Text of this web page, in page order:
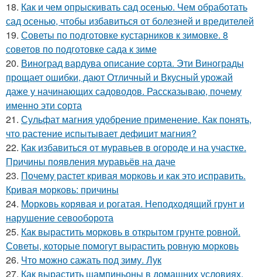
18. Как и чем опрыскивать сад осенью. Чем обработать
сад осенью, чтобы избавиться от болезней и вредителей
19. Советы по подготовке кустарников к зимовке. 8
советов по подготовке сада к зиме
20. Виноград вардува описание сорта. Эти Винограды
прощает ошибки, дают Отличный и Вкусный урожай
даже у начинающих садоводов. Рассказываю, почему
именно эти сорта
21. Сульфат магния удобрение применение. Как понять,
что растение испытывает дефицит магния?
22. Как избавиться от муравьев в огороде и на участке.
Причины появления муравьёв на даче
23. Почему растет кривая морковь и как это исправить.
Кривая морковь: причины
24. Морковь корявая и рогатая. Неподходящий грунт и
нарушение севооборота
25. Как вырастить морковь в открытом грунте ровной.
Советы, которые помогут вырастить ровную морковь
26. Что можно сажать под зиму. Лук
27. Как вырастить шампиньоны в домашних условиях.